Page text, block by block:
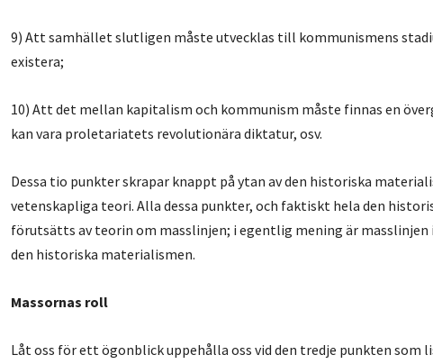
9) Att samhället slutligen måste utvecklas till kommunismens
existera;
10) Att det mellan kapitalism och kommunism måste finnas en
kan vara proletariatets revolutionära diktatur, osv.
Dessa tio punkter skrapar knappt på ytan av den historiska
vetenskapliga teori. Alla dessa punkter, och faktiskt hela den
förutsätts av teorin om masslinjen; i egentlig mening är masslinjen
den historiska materialismen.
Massornas roll
Låt oss för ett ögonblick uppehålla oss vid den tredje punkten som